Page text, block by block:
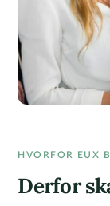
HVORFOR EUX
Derfor